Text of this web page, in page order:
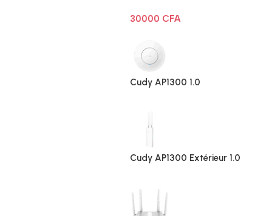
30000 CFA
Cudy AP1300 1.0
Cudy AP1300 Extérieur 1.0